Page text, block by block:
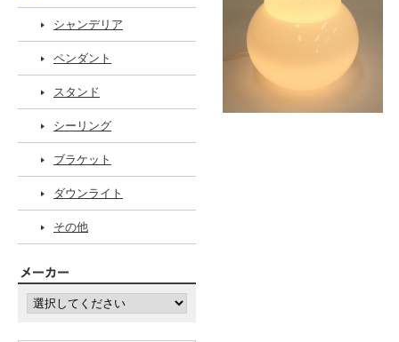
シャンデリア
ペンダント
スタンド
シーリング
ブラケット
ダウンライト
その他